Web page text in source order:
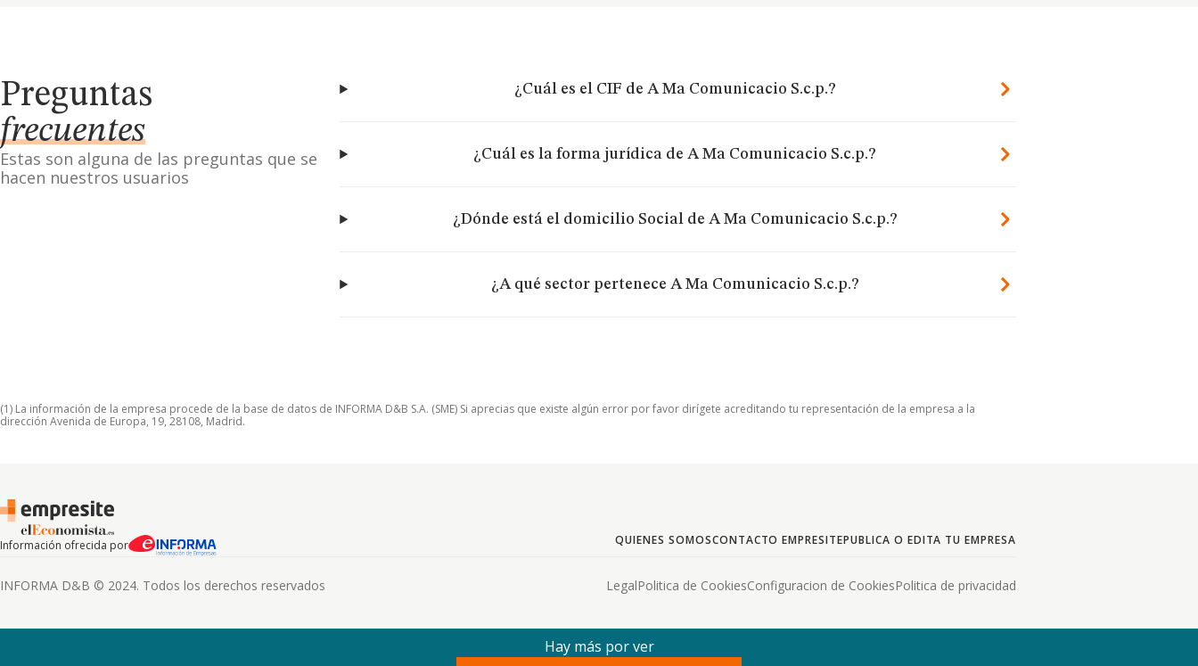
Preguntas
frecuentes
Estas son alguna de las preguntas que se
hacen nuestros usuarios
¿Cuál es el CIF de A Ma Comunicacio S.c.p.?
¿Cuál es la forma jurídica de A Ma Comunicacio S.c.p.?
¿Dónde está el domicilio Social de A Ma Comunicacio S.c.p.?
¿A qué sector pertenece A Ma Comunicacio S.c.p.?
(1) La información de la empresa procede de la base de datos de INFORMA D&B S.A. (SME) Si aprecias que existe algún error por favor dirígete acreditando tu representación de la empresa a la
dirección Avenida de Europa, 19, 28108, Madrid.
Información ofrecida por QUIENES SOMOSCONTACTO EMPRESITEPUBLICA O EDITA TU EMPRESA
INFORMA D&B © 2024. Todos los derechos reservados LegalPolitica de CookiesConfiguracion de CookiesPolitica de privacidad
Hay más por ver